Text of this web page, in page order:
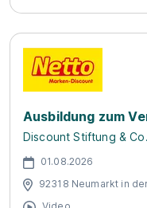
Ausbildung zum
Discount Stiftung &
01.08.2026
92318 Neumarkt in
Video